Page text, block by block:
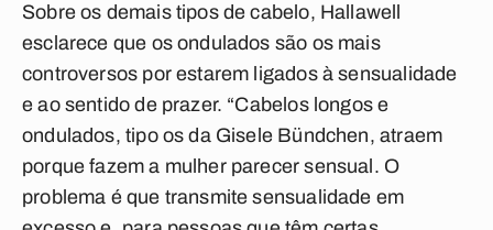
Sobre os demais tipos de cabelo, Hallawell
esclarece que os ondulados são os mais
controversos por estarem ligados à sensualidade
e ao sentido de prazer. “Cabelos longos e
ondulados, tipo os da Gisele Bündchen, atraem
porque fazem a mulher parecer sensual. O
problema é que transmite sensualidade em